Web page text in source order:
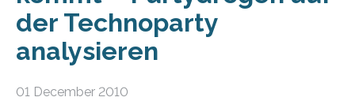
der Technoparty
analysieren
01 December 2010